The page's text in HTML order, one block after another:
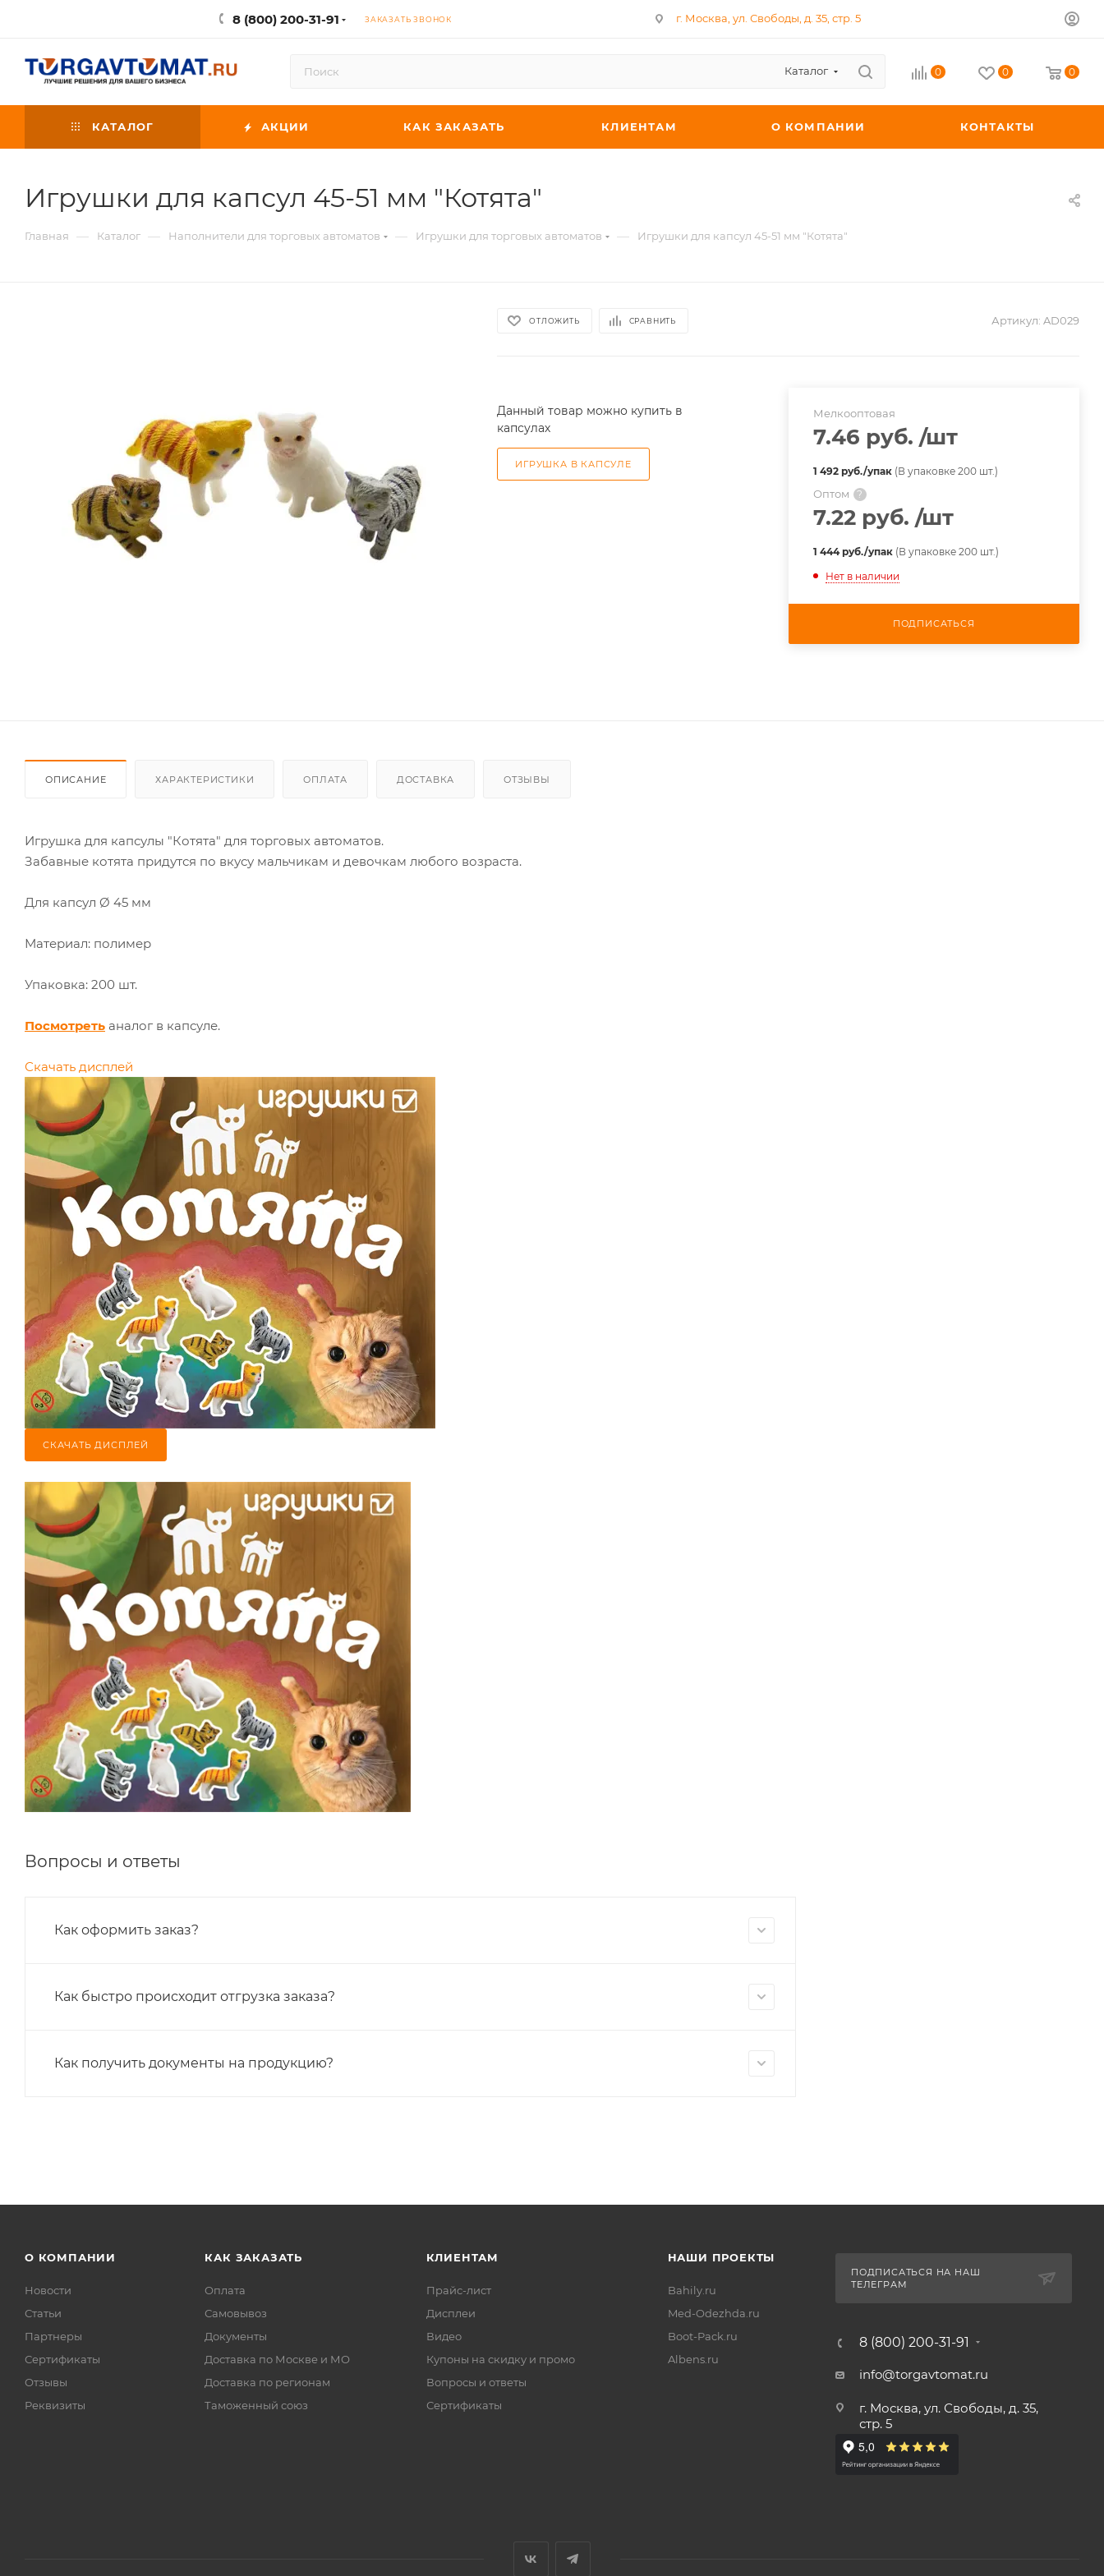
8 (800) 200-31-91 ЗАКАЗАТЬ ЗВОНОК г. Москва, ул. Свободы, д. 35, стр. 5
Каталог 0 0 0
КАТАЛОГ АКЦИИ КАК ЗАКАЗАТЬ КЛИЕНТАМ О КОМПАНИИ КОНТАКТЫ
Игрушки для капсул 45-51 мм "Котята"
Главная — Каталог — Наполнители для торговых автоматов — Игрушки для торговых автоматов — Игрушки для капсул 45-51 мм "Котята"
ОТЛОЖИТЬ СРАВНИТЬ Артикул: AD029
Данный товар можно купить в
капсулах
ИГРУШКА В КАПСУЛЕ
Мелкооптовая
7.46 руб. /шт
1 492 руб./упак(В упаковке 200 шт.)
Оптом ?
7.22 руб. /шт
1 444 руб./упак(В упаковке 200 шт.)
Нет в наличии
ПОДПИСАТЬСЯ
ОПИСАНИЕ ХАРАКТЕРИСТИКИ ОПЛАТА ДОСТАВКА ОТЗЫВЫ
Игрушка для капсулы "Котята" для торговых автоматов.
Забавные котята придутся по вкусу мальчикам и девочкам любого возраста.
Для капсул Ø 45 мм
Материал: полимер
Упаковка: 200 шт.
Посмотреть аналог в капсуле.
Скачать дисплей
СКАЧАТЬ ДИСПЛЕЙ
Вопросы и ответы
Как оформить заказ?
Как быстро происходит отгрузка заказа?
Как получить документы на продукцию?
О КОМПАНИИ
Новости
Статьи
Партнеры
Сертификаты
Отзывы
Реквизиты
КАК ЗАКАЗАТЬ
Оплата
Самовывоз
Документы
Доставка по Москве и МО
Доставка по регионам
Таможенный союз
КЛИЕНТАМ
Прайс-лист
Дисплеи
Видео
Купоны на скидку и промо
Вопросы и ответы
Сертификаты
НАШИ ПРОЕКТЫ
Bahily.ru
Med-Odezhda.ru
Boot-Pack.ru
Albens.ru
ПОДПИСАТЬСЯ НА НАШ
ТЕЛЕГРАМ
8 (800) 200-31-91
info@torgavtomat.ru
г. Москва, ул. Свободы, д. 35,
стр. 5